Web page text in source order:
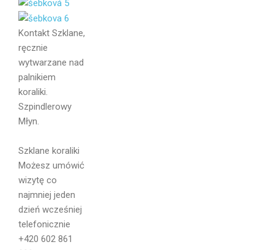
Kontakt Szklane,
ręcznie
wytwarzane nad
palnikiem
koraliki.
Szpindlerowy
Młyn.
Szklane koraliki
Możesz umówić
wizytę co
najmniej jeden
dzień wcześniej
telefonicznie
+420 602 861
Imię i
Nazwisko